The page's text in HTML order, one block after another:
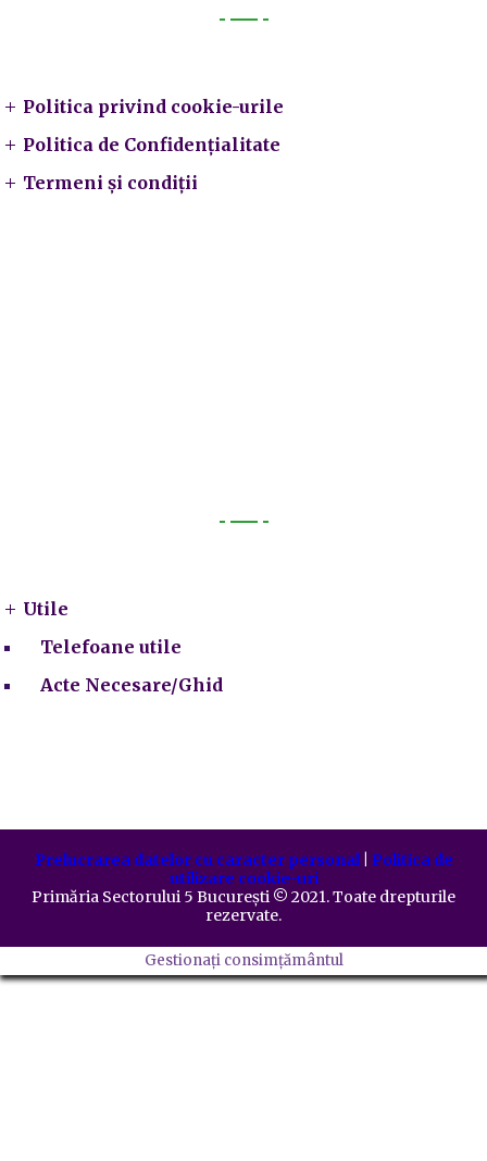
Politica privind cookie-urile
Politica de Confidențialitate
Termeni și condiții
Utile
Telefoane utile
Acte Necesare/Ghid
Prelucrarea datelor cu caracter personal| Politica de
utilizare cookie-uri
Primăria Sectorului 5 București ©️ 2021. Toate drepturile
rezervate.
Gestionați consimțământul